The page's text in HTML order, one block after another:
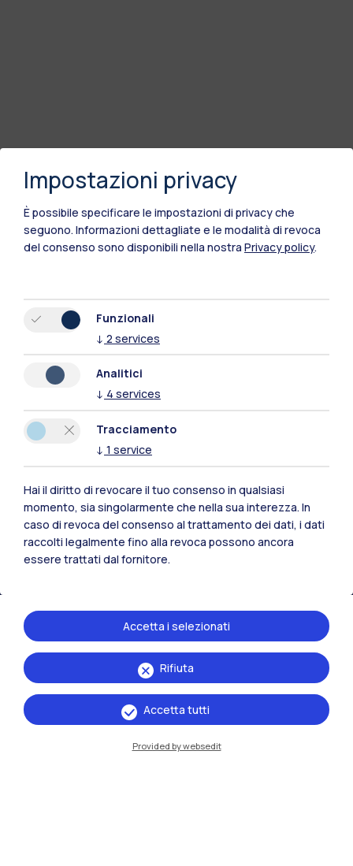
Polimi Community
Tutti i siti dell’ecosistema
Impostazioni privacy
È possibile specificare le impostazioni di privacy che
seguono. Informazioni dettagliate e le modalità di revoca
del consenso sono disponibili nella nostra Privacy policy.
Funzionali
↓ 2 services
Analitici
↓ 4 services
Tracciamento
↓ 1 service
Hai il diritto di revocare il tuo consenso in qualsiasi
momento, sia singolarmente che nella sua interezza. In
caso di revoca del consenso al trattamento dei dati, i dati
raccolti legalmente fino alla revoca possono ancora
essere trattati dal fornitore.
Rifiuta
Accetta i selezionati
Accetta tutti
Provided by websedit